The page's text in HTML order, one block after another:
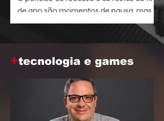
de ano são momentos de pausa, mas
também oferecem a brecha ideal para
aprofundar o repertório sobre temas
corporativa.
+tecnologia e games